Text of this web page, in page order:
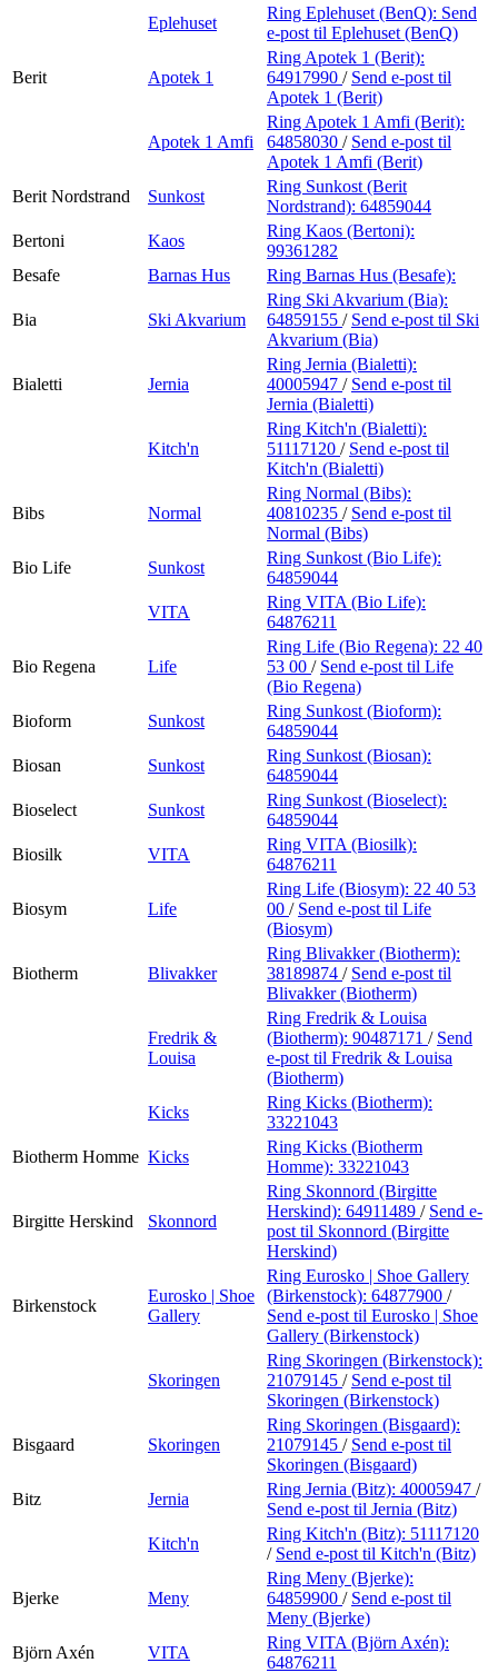
Eplehuset
Ring Eplehuset (BenQ): Send
e-post til Eplehuset (BenQ)
Berit Apotek 1
Ring Apotek 1 (Berit):
64917990 / Send e-post til
Apotek 1 (Berit)
Apotek 1 Amfi
Ring Apotek 1 Amfi (Berit):
64858030 / Send e-post til
Apotek 1 Amfi (Berit)
Berit Nordstrand
Sunkost
Ring Sunkost (Berit
Nordstrand): 64859044
Bertoni
Kaos
Ring Kaos (Bertoni):
99361282
Besafe
Barnas Hus Ring Barnas Hus (Besafe):
Bia Ski Akvarium
Ring Ski Akvarium (Bia):
64859155 / Send e-post til Ski
Akvarium (Bia)
Bialetti Jernia
Ring Jernia (Bialetti):
40005947 / Send e-post til
Jernia (Bialetti)
Kitch'n
Ring Kitch'n (Bialetti):
51117120 / Send e-post til
Kitch'n (Bialetti)
Bibs Normal
Ring Normal (Bibs):
40810235 / Send e-post til
Normal (Bibs)
Bio Life
Sunkost
Ring Sunkost (Bio Life):
64859044
VITA
Ring VITA (Bio Life):
64876211
Bio Regena Life
Ring Life (Bio Regena): 22 40
53 00 / Send e-post til Life
(Bio Regena)
Bioform
Sunkost
Ring Sunkost (Bioform):
64859044
Biosan
Sunkost
Ring Sunkost (Biosan):
64859044
Bioselect
Sunkost
Ring Sunkost (Bioselect):
64859044
Biosilk
VITA
Ring VITA (Biosilk):
64876211
Biosym Life
Ring Life (Biosym): 22 40 53
00 / Send e-post til Life
(Biosym)
Biotherm Blivakker
Ring Blivakker (Biotherm):
38189874 / Send e-post til
Blivakker (Biotherm)
Fredrik &
Louisa
Ring Fredrik & Louisa
(Biotherm): 90487171 / Send
e-post til Fredrik & Louisa
(Biotherm)
Kicks
Ring Kicks (Biotherm):
33221043
Biotherm Homme Kicks
Ring Kicks (Biotherm
Homme): 33221043
Birgitte Herskind Skonnord
Ring Skonnord (Birgitte
Herskind): 64911489 / Send e-
post til Skonnord (Birgitte
Herskind)
Birkenstock
Eurosko | Shoe
Gallery
Ring Eurosko | Shoe Gallery
(Birkenstock): 64877900 /
Send e-post til Eurosko | Shoe
Gallery (Birkenstock)
Skoringen
Ring Skoringen (Birkenstock):
21079145 / Send e-post til
Skoringen (Birkenstock)
Bisgaard Skoringen
Ring Skoringen (Bisgaard):
21079145 / Send e-post til
Skoringen (Bisgaard)
Bitz
Jernia
Ring Jernia (Bitz): 40005947 /
Send e-post til Jernia (Bitz)
Kitch'n
Ring Kitch'n (Bitz): 51117120
/ Send e-post til Kitch'n (Bitz)
Bjerke Meny
Ring Meny (Bjerke):
64859900 / Send e-post til
Meny (Bjerke)
Björn Axén
VITA
Ring VITA (Björn Axén):
64876211